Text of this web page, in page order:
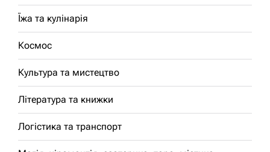
Їжа та кулінарія
Космос
Культура та мистецтво
Література та книжки
Логістика та транспорт